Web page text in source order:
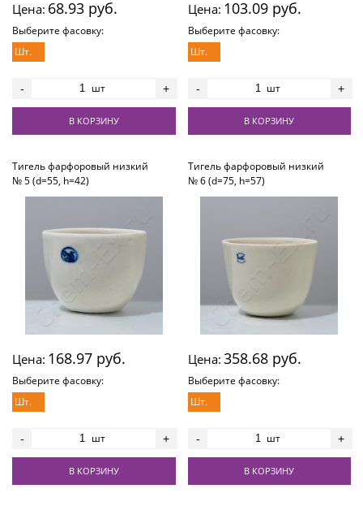
Цена: 68.93 руб.
Выберите фасовку:
Шт.
- шт +
В КОРЗИНУ
Цена: 103.09 руб.
Выберите фасовку:
Шт.
- шт +
В КОРЗИНУ
Тигель фарфоровый низкий
№ 5 (d=55, h=42)
Цена: 168.97 руб.
Выберите фасовку:
Шт.
- шт +
В КОРЗИНУ
Тигель фарфоровый низкий
№ 6 (d=75, h=57)
Цена: 358.68 руб.
Выберите фасовку:
Шт.
- шт +
В КОРЗИНУ